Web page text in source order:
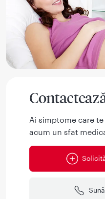
Ai simptome care
acum un sfat